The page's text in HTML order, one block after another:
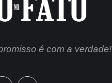
é com a verdade!